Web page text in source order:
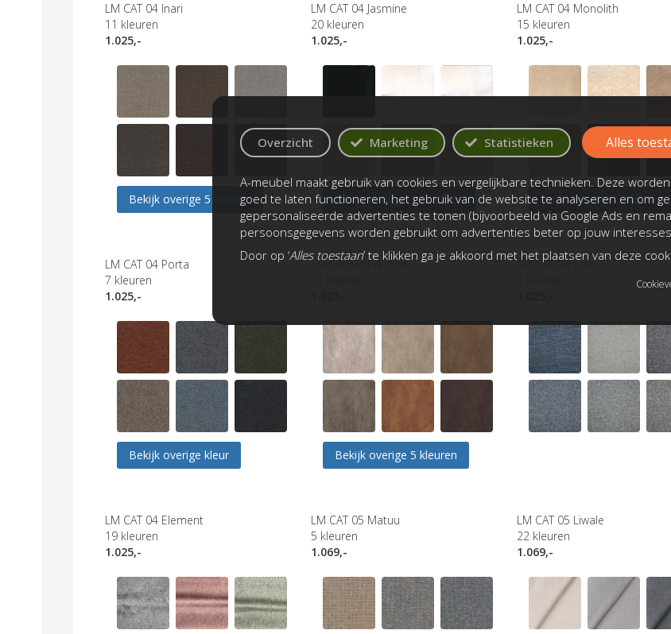
LM CAT 04 Inari
11 kleuren
1.025,-
Bekijk overige 5 kleuren
LM CAT 04 Jasmine
20 kleuren
1.025,-
Bekijk overige 14 kleuren
LM CAT 04 Monolith
15 kleuren
1.025,-
Bekijk overige 9 kleuren
LM CAT 04 Porta
7 kleuren
1.025,-
Bekijk overige kleur
LM CAT 04 Preston
Bekijk overige 5 kleuren
LM CAT 04 Unit
LM CAT 04 Element
19 kleuren
1.025,-
LM CAT 05 Matuu
5 kleuren
1.069,-
LM CAT 05 Liwale
22 kleuren
1.069,-
Overzicht Marketing Statistieken
A-meubel maakt gebruik van cookies en vergelijkbare technieken. Deze
goed te laten functioneren, het gebruik van de website te analyseren en om
gepersonaliseerde advertenties te tonen (bijvoorbeeld via Google Ads en
persoonsgegevens worden gebruikt om advertenties beter op jouw
Door op ‘Alles toestaan’ te klikken ga je akkoord met het plaatsen van deze
Alles